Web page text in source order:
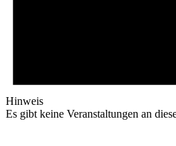
Hinweis
Es gibt keine Veranstaltungen an